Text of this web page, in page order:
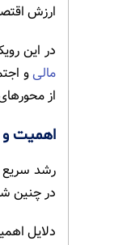
ارزش
در این
مالیو
از
اهمیت و
رشد سریع
در چنین
دلایل